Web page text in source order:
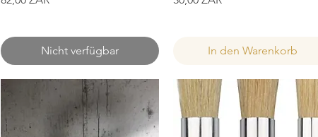
Nicht verfügbar In den Warenkorb